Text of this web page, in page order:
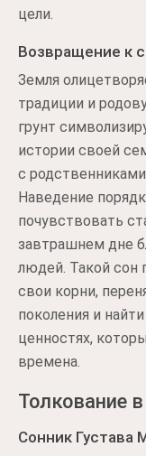
цели.
Возвращение к
Земля
традиции и
грунт
истории своей
с
Наведение
почувствовать
завтрашнем дне
людей. Такой сон
свои корни,
поколения и
ценностях,
времена.
Толкование
Сонник Густава